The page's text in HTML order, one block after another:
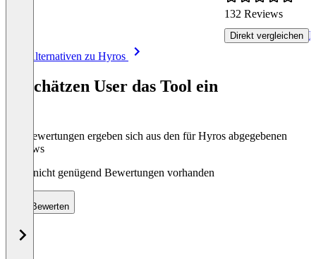
132 Reviews
Direkt vergleichen
Alle Alternativen zu Hyros
So schätzen User das Tool ein
Die Bewertungen ergeben sich aus den für Hyros abgegebenen
Reviews
Noch nicht genügend Bewertungen vorhanden
Bewerten